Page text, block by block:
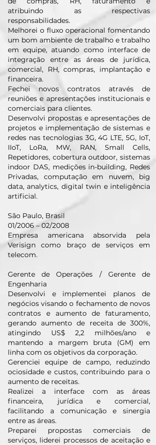
atribuindo as respectivas
responsabilidades.
Melhorei o fluxo operacional fomentando
um bom ambiente de trabalho e trabalho
em equipe, atuando como interface de
integração entre as áreas de jurídica,
comercial, RH, compras, implantação e
financeira.
Fechei novos contratos através de
reuniões e apresentações institucionais e
comerciais para clientes.
Desenvolvi propostas e apresentações de
projetos e implementação de sistemas e
redes nas tecnologias 3G, 4G LTE, 5G, IoT,
IIoT, LoRa, MW, RAN, Small Cells,
Repetidores, cobertura outdoor, sistemas
indoor DAS, medições in-building, Redes
Privadas, computação em nuvem, big
data, analytics, digital twin e inteligência
artificial.
São Paulo, Brasil
01/2006 – 02/2008
Empresa americana absorvida pela
Verisign como braço de serviços em
telecom.
Gerente de Operações / Gerente de
Engenharia
Desenvolvi e implementei planos de
negócios visando o fechamento de novos
contratos e aumento de faturamento,
gerando aumento de receita de 300%,
atingindo US$ 2,2 milhões/ano e
mantendo a margem bruta (GM) em
linha com os objetivos da corporação.
Gerenciei equipe de campo, reduzindo
ociosidade e custos, contribuindo para o
aumento de receitas.
Realizei a interface com as áreas
financeira, jurídica e comercial,
facilitando a comunicação e sinergia
entre as áreas.
Preparei propostas comerciais de
serviços, liderei processos de aceitação e